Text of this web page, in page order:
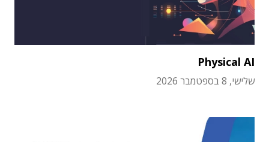
Physical AI
שלישי, 8 בספטמבר 2026